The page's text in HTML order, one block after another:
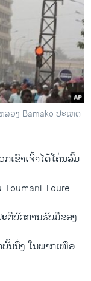
ວງ Bamako ປະເທດ
ເຂົາ​ເຈົ້າ​ໄດ້ໂຄ່ນ​ລົ້ມ
Toure
ຕິບັດ​ການຮັບ​ມື​ຂອງ​
ນ​ນຶ່ງ ​ໃນພາກ​ເໜືອ​